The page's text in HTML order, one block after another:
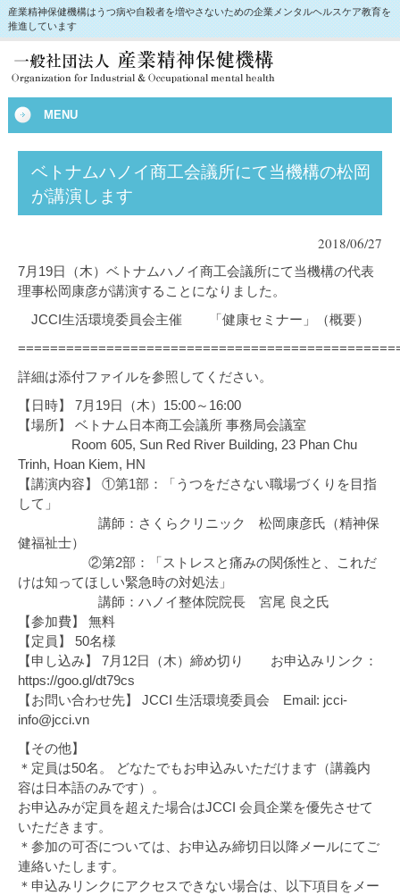
産業精神保健機構はうつ病や自殺者を増やさないための企業メンタルヘルスケア教育を
推進しています
MENU
ベトナムハノイ商工会議所にて当機構の松岡
が講演します
2018/06/27
7月19日（木）ベトナムハノイ商工会議所にて当機構の代表
理事松岡康彦が講演することになりました。
JCCI生活環境委員会主催 「健康セミナー」（概要）
詳細は添付ファイルを参照してください。
【日時】 7月19日（木）15:00～16:00
【場所】 ベトナム日本商工会議所 事務局会議室
Room 605, Sun Red River Building, 23 Phan Chu
Trinh, Hoan Kiem, HN
【講演内容】 ①第1部：「うつをださない職場づくりを目指
して」
講師：さくらクリニック 松岡康彦氏（精神保
健福祉士）
②第2部：「ストレスと痛みの関係性と、これだ
けは知ってほしい緊急時の対処法」
講師：ハノイ整体院院長 宮尾 良之氏
【参加費】 無料
【定員】 50名様
【申し込み】 7月12日（木）締め切り お申込みリンク：
https://goo.gl/dt79cs
【お問い合わせ先】 JCCI 生活環境委員会 Email: jcci-
info@jcci.vn
【その他】
＊定員は50名。 どなたでもお申込みいただけます（講義内
容は日本語のみです）。
お申込みが定員を超えた場合はJCCI 会員企業を優先させて
いただきます。
＊参加の可否については、お申込み締切日以降メールにてご
連絡いたします。
＊申込みリンクにアクセスできない場合は、以下項目をメー